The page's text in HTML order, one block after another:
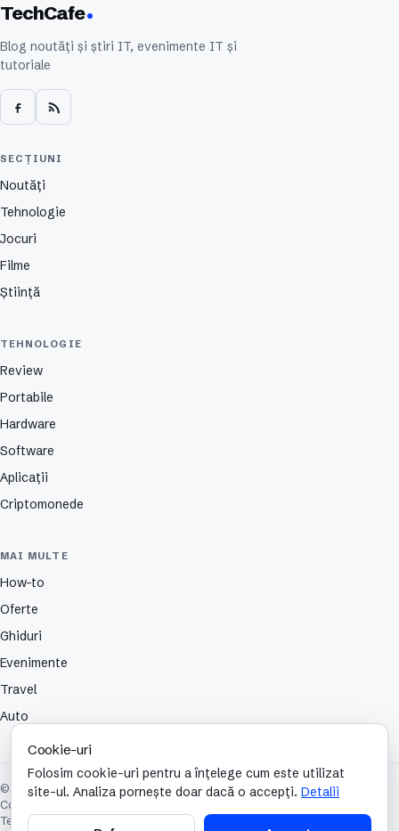
TechCafe
Blog noutăți și știri IT, evenimente IT și
tutoriale
SECȚIUNI
Noutăți
Tehnologie
Jocuri
Filme
Știință
TEHNOLOGIE
Review
Portabile
Hardware
Software
Aplicații
Criptomonede
MAI MULTE
How-to
Oferte
Ghiduri
Evenimente
Travel
Auto
© 2026 TechCafe. Toate drepturile rezervate.
Contact
Termeni și condiții
Cookie-uri
Folosim cookie-uri pentru a înțelege cum este utilizat
site-ul. Analiza pornește doar dacă o accepți. Detalii